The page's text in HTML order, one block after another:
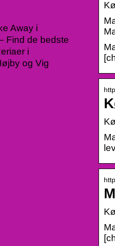
Away i
Find de bedste
i
og Vig